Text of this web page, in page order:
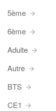
5ème
6ème
Adulte
Autre
BTS
CE1